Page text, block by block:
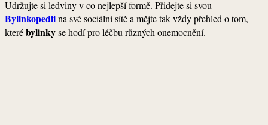
Udržujte si ledviny v co nejlepší formě. Přidejte si svou
Bylinkopediina své sociální sítě a mějte tak vždy přehled o tom,
kterébylinkyse hodí pro léčbu různých onemocnění.